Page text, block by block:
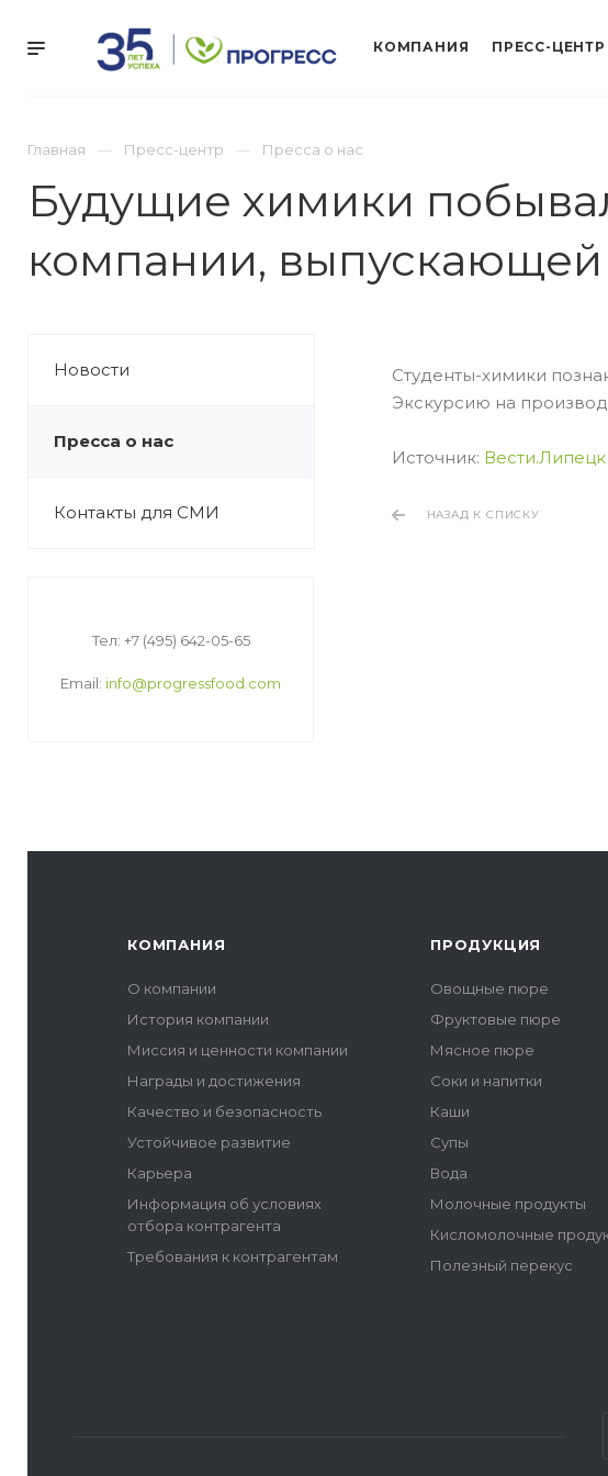
КОМПАНИЯ ПРЕСС-ЦЕНТР
Главная Пресс-центр Пресса о нас
Будущие химики
компании, выпускающей
Новости
Пресса о нас
Контакты для СМИ
Тел: +7 (495) 642-05-65
Email: info@progressfood.com
Студенты-химики
Экскурсию на
Источник: Вести.Липецк
НАЗАД К СПИСКУ
КОМПАНИЯ
О компании
История компании
Миссия и ценности компании
Награды и достижения
Качество и безопасность
Устойчивое развитие
Карьера
Информация об условиях
отбора контрагента
Требования к контрагентам
ПРОДУКЦИЯ
Овощные пюре
Фруктовые пюре
Мясное пюре
Соки и напитки
Каши
Супы
Вода
Молочные продукты
Кисломолочные
Полезный перекус